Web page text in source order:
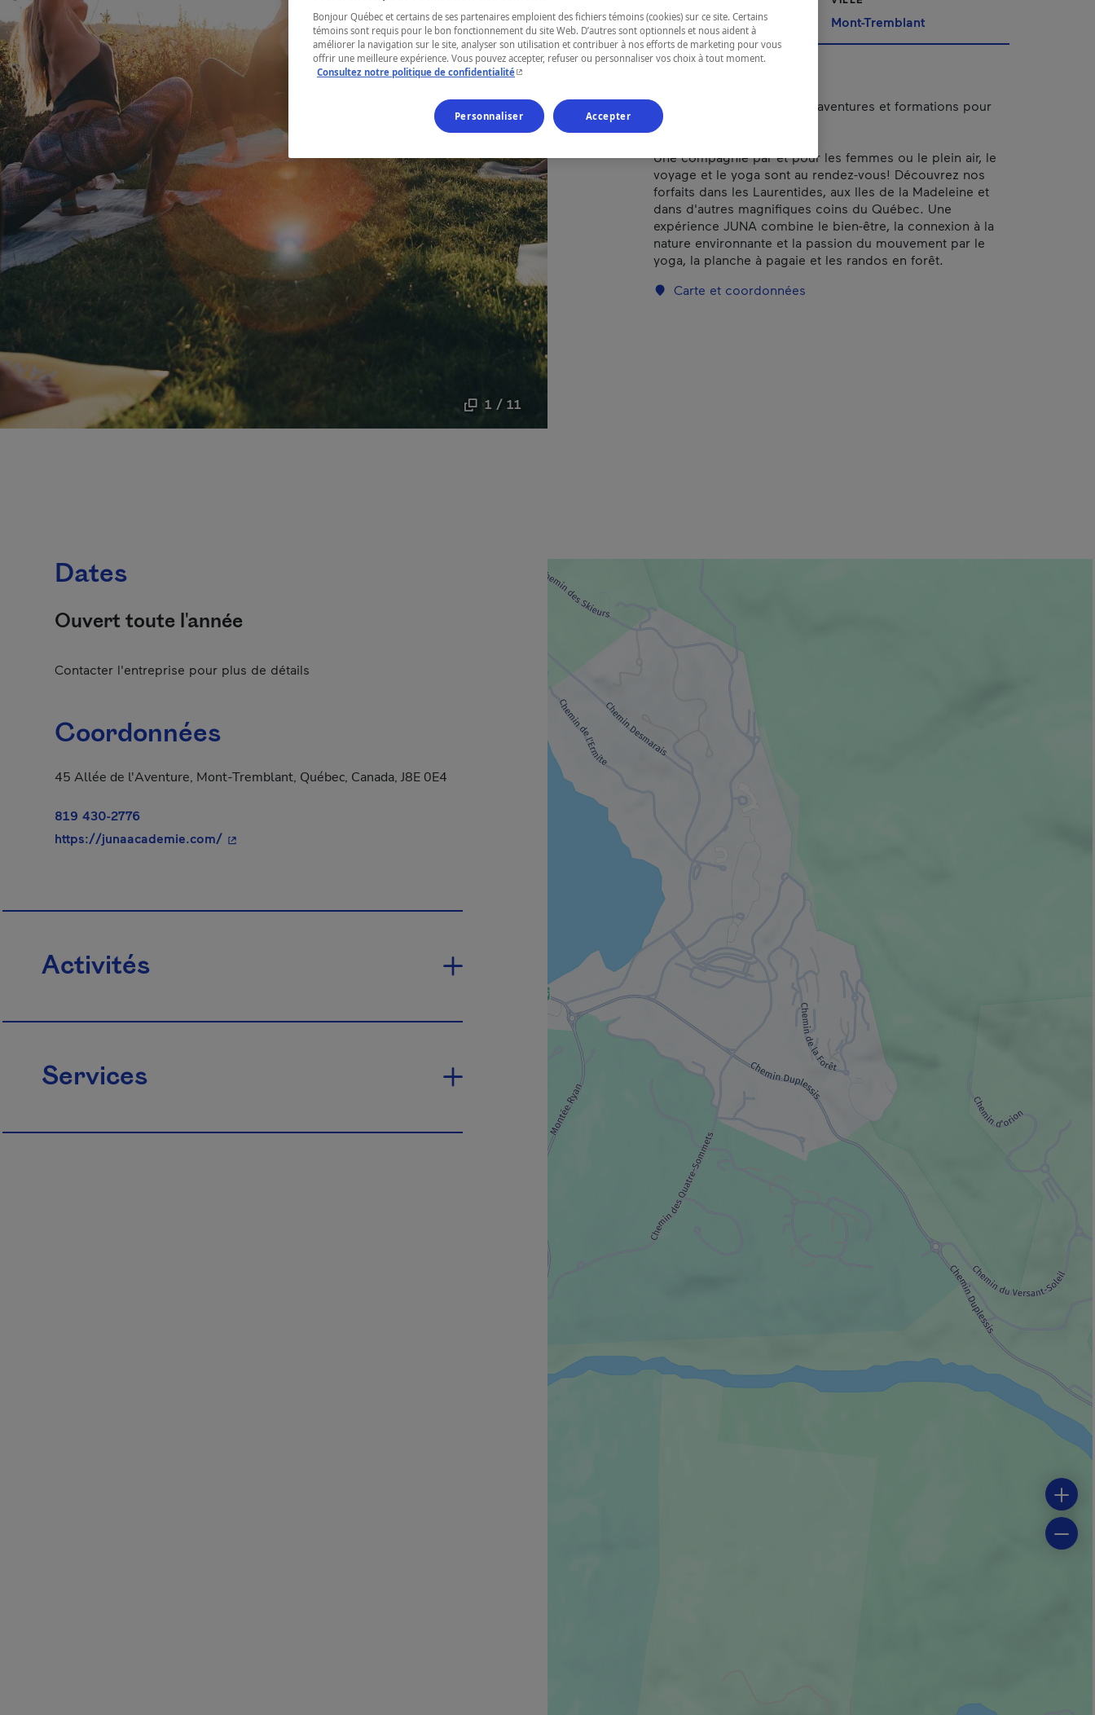
1 / 11
Laurentides Mont-Tremblant
Retraites plein air, voyages aventures et formations pour
femmes
Une compagnie par et pour les femmes ou le plein air, le
voyage et le yoga sont au rendez-vous! Découvrez nos
forfaits dans les Laurentides, aux Iles de la Madeleine et
dans d'autres magnifiques coins du Québec. Une
expérience JUNA combine le bien-être, la connexion à la
nature environnante et la passion du mouvement par le
yoga, la planche à pagaie et les randos en forêt.
Carte et coordonnées
Dates
Ouvert toute l'année
Contacter l'entreprise pour plus de détails
Coordonnées
45 Allée de l'Aventure, Mont-Tremblant, Québec, Canada, J8E 0E4
819 430-2776
https://junaacademie.com/- Cet hyperlien s'ouvrira dans une nouvelle fenêtre.
Activités
Services
Bonjour Québec et certains de ses partenaires emploient des fichiers témoins (cookies) sur ce site. Certains
témoins sont requis pour le bon fonctionnement du site Web. D’autres sont optionnels et nous aident à
améliorer la navigation sur le site, analyser son utilisation et contribuer à nos efforts de marketing pour vous
offrir une meilleure expérience. Vous pouvez accepter, refuser ou personnaliser vos choix à tout moment.
Consultez notre politique de confidentialité- Cet hyperlien s'ouvrira dans une nouvelle fenêtre.
Personnaliser Accepter